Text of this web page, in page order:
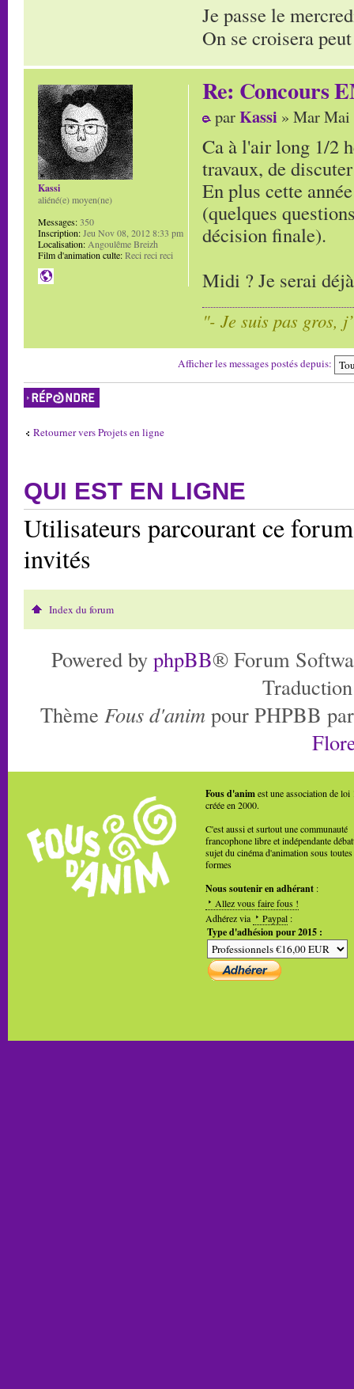
Je passe le
On se croisera
Re: Concours
parKassi » Mar Mai
Ca à l'air long 1/2
travaux, de
En plus cette
(quelques
décision finale).
Midi ? Je serai
"- Je suis pas gros,
Kassi
aliéné(e) moyen(ne)
Messages:350
Inscription:Jeu Nov 08, 2012 8:33 pm
Localisation:Angoulême Breizh
Film d'animation culte:Reci reci reci
Afficher les messages postés depuis:
Répondre
Retourner vers Projets en ligne
QUI EST EN LIGNE
Utilisateurs parcourant ce
invités
Index du forum
Powered by phpBB® Forum
Thème Fous d'anim pour PHPBB
Fous d'animest une association de loi
créée en 2000.
C'est aussi et surtout une communauté
francophone libre et indépendante
sujet du cinéma d'animation sous toutes
formes
Nous soutenir en adhérant :
Allez vous faire fous !
Adhérez via
Paypal :
Type d'adhésion pour 2015 :